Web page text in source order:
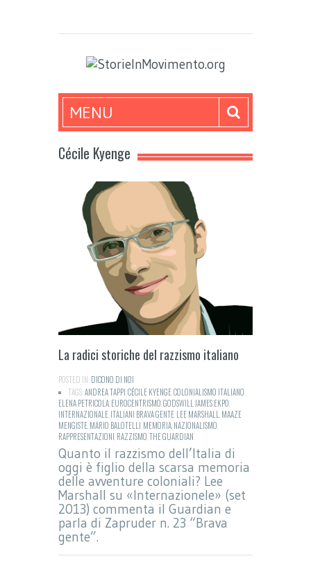
MENU
Cécile Kyenge
La radici storiche del razzismo italiano
POSTED IN:DICONO DI NOI
TAGS:ANDREA TAPPI CÉCILE KYENGECOLONIALISMO ITALIANO
ELENA PETRICOLA EUROCENTRISMO GODSWILL JAMES EKPO
INTERNAZIONALE ITALIANI BRAVA GENTE LEE MARSHALL MAAZE
MENGISTE MARIO BALOTELLI MEMORIA NAZIONALISMO
RAPPRESENTAZIONI RAZZISMO THE GUARDIAN
Quanto il razzismo dell’Italia di
oggi è figlio della scarsa memoria
delle avventure coloniali? Lee
Marshall su «Internazionele» (set
2013) commenta il Guardian e
parla di Zapruder n. 23 “Brava
gente”.